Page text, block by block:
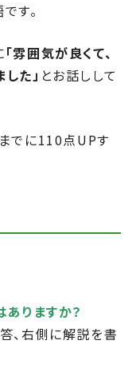
す。
「雰囲気が良くて、
た」 とお話しして
でに110点UPす
ありますか？
、右側に解説を書